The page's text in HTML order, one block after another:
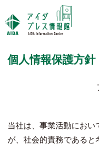
個人情報保護方針
当社は、事業活動におい
が、社会的責務である